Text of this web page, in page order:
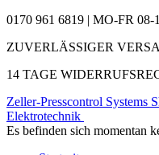
0170 961 6819 | MO-FR 08-
ZUVERLÄSSIGER
14 TAGE
Zeller-Presscontrol Systems
Elektrotechnik
Es befinden sich momentan